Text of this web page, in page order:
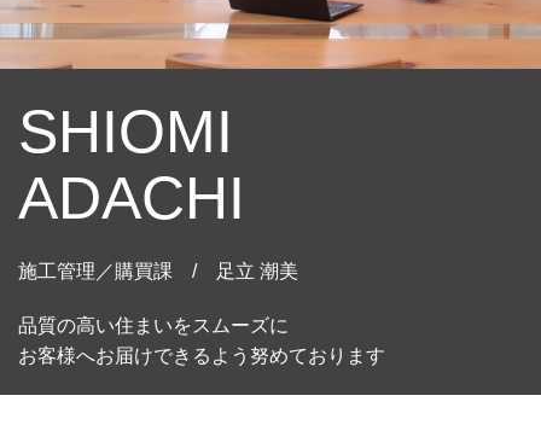
SHIOMI
ADACHI
施工管理／購買課 / 足立 潮美
品質の高い住まいをスムーズに
お客様へお届けできるよう努めております